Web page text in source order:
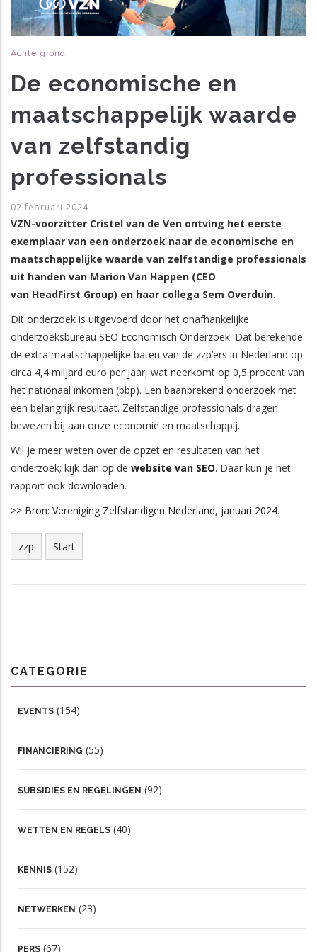
Achtergrond
De economische en
maatschappelijk waarde
van zelfstandig
professionals
02 februari 2024
VZN-voorzitter Cristel van de Ven ontving het eerste
exemplaar van een onderzoek naar de economische en
maatschappelijke waarde van zelfstandige professionals
uit handen van Marion Van Happen (CEO
van HeadFirst Group) en haar collega Sem Overduin.
Dit onderzoek is uitgevoerd door het onafhankelijke
onderzoeksbureau SEO Economisch Onderzoek. Dat berekende
de extra maatschappelijke baten van de zzp’ers in Nederland op
circa 4,4 miljard euro per jaar, wat neerkomt op 0,5 procent van
het nationaal inkomen (bbp). Een baanbrekend onderzoek met
een belangrijk resultaat. Zelfstandige professionals dragen
bewezen bij aan onze economie en maatschappij.
Wil je meer weten over de opzet en resultaten van het
onderzoek; kijk dan op de website van SEO. Daar kun je het
rapport ook downloaden.
>> Bron: Vereniging Zelfstandigen Nederland, januari 2024.
zzp Start
CATEGORIE
EVENTS (154)
FINANCIERING (55)
SUBSIDIES EN REGELINGEN (92)
WETTEN EN REGELS (40)
KENNIS (152)
NETWERKEN (23)
PERS (67)